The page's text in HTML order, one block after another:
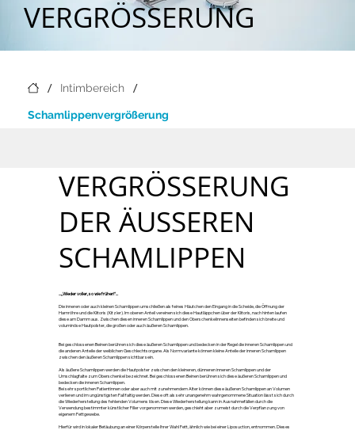
VERGRÖSSERUNG
/ Intimbereich /
Schamlippenvergrößerung
VERGRÖSSERUNG D
ER ÄUSSEREN SC
HAMLIPPEN
...„Wieder voller, so wie früher!“...
Die inneren oder auch kleinen Schamlippen umschließen als feines Häutchen den Eingang in die Scheide, die Öffnung der
Harnröhre und die Klitoris (Kitzler). Im oberen Anteil vereinen sich diese Hautläppchen über der Klitoris, nach hinten laufen
diese am Damm aus. Zwischen diesen inneren Schamlippen und den Oberschenkelinnenseiten befinden sich breite und
voluminöse Hautpolster, die großen oder auch äußeren Schamlippen.
Bei geschlossenen Beinen berühren sich diese äußeren Schamlippen und bedecken in der Regel die inneren Schamlippen und
die anderen Anteile der weiblichen Geschlechtsorgane. Als Normvariante können kleine Anteile der inneren Schamlippen
zwischen den äußeren Schamlippen sichtbar sein.
Als äußere Schamlippen werden die Hautpolster zwischen den kleineren, dünneren inneren Schamlippen und der
Umschlagfalte zum Oberschenkel bezeichnet. Bei geschlossenen Beinen berühren sich diese äußeren Schamlippen und
bedecken die inneren Schamlippen.
Bei sehr sportlichen Patientinnen oder aber auch mit zunehmendem Alter können diese äußeren Schamlippen an Volumen
verlieren und im ungünstigsten Fall faltig werden. Diese oft als sehr unangenehm wahrgenommene Situation lässt sich durch
die Wiederherstellung des fehlenden Volumens lösen. Diese Wiederherstellung kann in Ausnahmefällen durch die
Verwendung bestimmter künstlicher Filler vorgenommen werden, geschieht aber zumeist durch die Verpflanzung von
eigenem Fettgewebe.
Hierfür wird in lokaler Betäubung an einer Körperstelle Ihrer Wahl Fett, ähnlich wie bei einer Liposuction, entnommen. Dieses